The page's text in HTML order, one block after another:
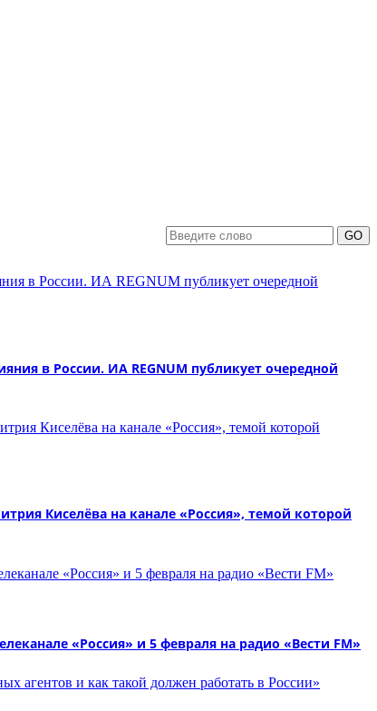
в России. ИА REGNUM публикует очередной
Киселёва на канале «Россия», темой которой
«Россия» и 5 февраля на радио «Вести FM»